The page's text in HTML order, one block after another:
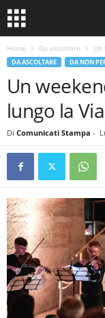
Home Da ascoltare Un
DA ASCOLTARE DA NON
Un
lungo la
Di Comunicati Stampa -